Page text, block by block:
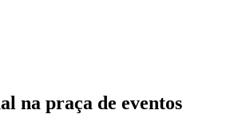
na praça de eventos